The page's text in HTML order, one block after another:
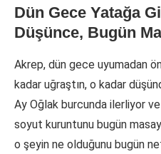
Dün Gece Yatağa
Düşünce, Bugün
Akrep, dün gece uyumadan
kadar uğraştın, o kadar
Ay Oğlak burcunda ilerliyor
soyut kuruntunu bugün
o şeyin ne olduğunu bugün